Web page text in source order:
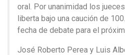
oral. Por unanimidad los
liberta bajo una caución de
fecha de debate para el
José Roberto Perea y Luis